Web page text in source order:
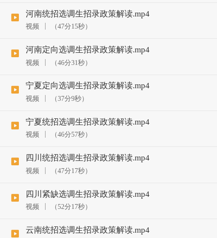
河南统招选调生招录政策解读.mp4
视频 （47分15秒）
河南定向选调生招录政策解读.mp4
视频 （46分31秒）
宁夏定向选调生招录政策解读.mp4
视频 （37分9秒）
宁夏统招选调生招录政策解读.mp4
视频 （46分57秒）
四川统招选调生招录政策解读.mp4
视频 （47分17秒）
四川紧缺选调生招录政策解读.mp4
视频 （52分17秒）
云南统招选调生招录政策解读.mp4